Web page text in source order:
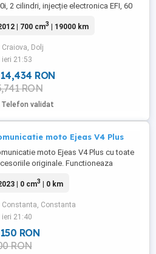
2 cilindri, injecție electronica EFI, 60
ABS Bosch, suspensie reglabila
etc. Import recent Austria, În stare
bună tehnic si estetic, uzura
vârstei, ...
| 700 cm3 | 19000 km
Craiova, Dolj
ieri 21:53
14,434 RON
RON
Telefon validat
moto Ejeas V4 Plus
moto Ejeas V4 Plus cu toate
originale. Functioneaza
alt model. Putin uzat normal Nu fac
| 0 cm3 | 0 km
Constanta, Constanta
ieri 21:40
150 RON
RON